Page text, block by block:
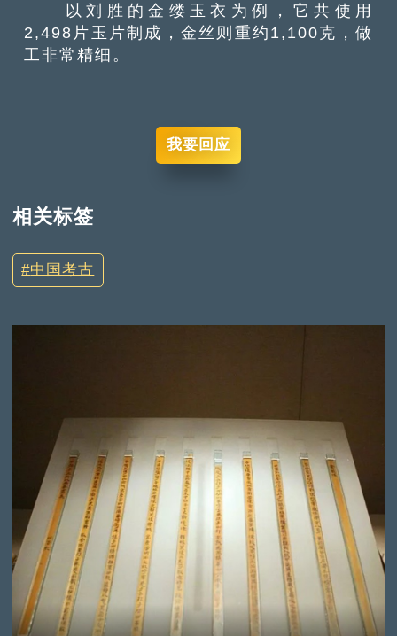
以刘胜的金缕玉衣为例，它共使用
2,498片玉片制成，金丝则重约1,100克，做
工非常精细。
我要回应
相关标签
中国考古